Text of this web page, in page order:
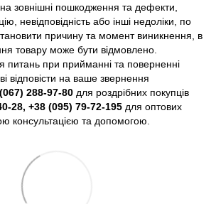
зовнішні пошкодження та дефекти,
невідповідність або інші недоліки, по
причину та момент виникнення, в
товару може бути відмовлено.
питань при прийманні та поверненні
відповісти на ваше звернення
288-97-80 для роздрібних покупців
28, +38 (095) 79-72-195 для оптових
консультацією та допомогою.